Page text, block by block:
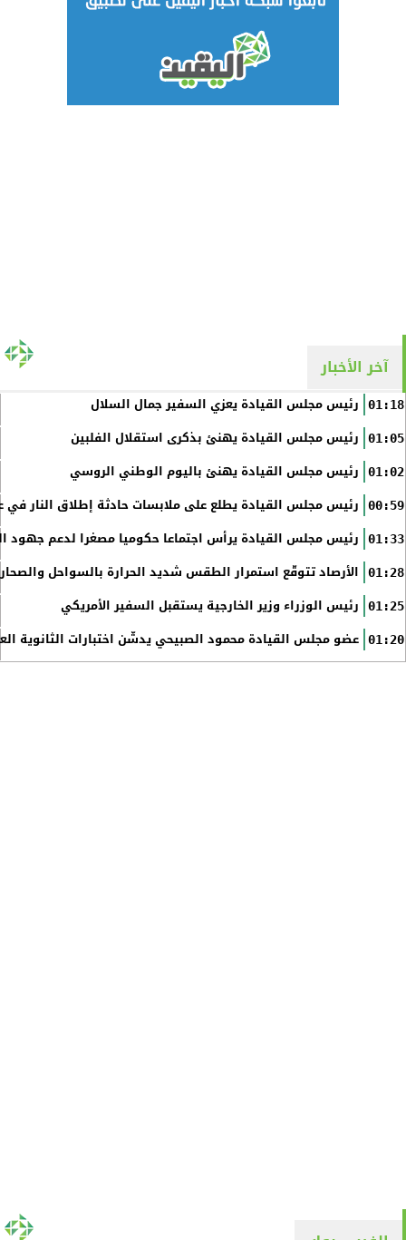
آخر الأخبار
01:18 رئيس مجلس القيادة يعزي السفير جمال السلال
01:05 رئيس مجلس القيادة يهنئ بذكرى استقلال الفلبين
01:02 رئيس مجلس القيادة يهنئ باليوم الوطني الروسي
00:59 رئيس مجلس القيادة يطلع على ملابسات حادثة إطلاق النار في
01:33 رئيس مجلس القيادة يرأس اجتماعا حكوميا مصغرا لدعم جهود
01:28 الأرصاد تتوقّع استمرار الطقس شديد الحرارة بالسواحل
01:25 رئيس الوزراء وزير الخارجية يستقبل السفير الأمريكي
01:20 عضو مجلس القيادة محمود الصبيحي يدشّن اختبارات الثانوية